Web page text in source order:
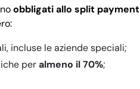
obbligati allo split payment
incluse le aziende speciali;
peralmeno il 70%;